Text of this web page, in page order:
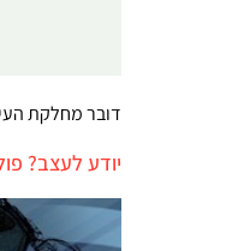
דובר מחלקת
יודע לעצב?